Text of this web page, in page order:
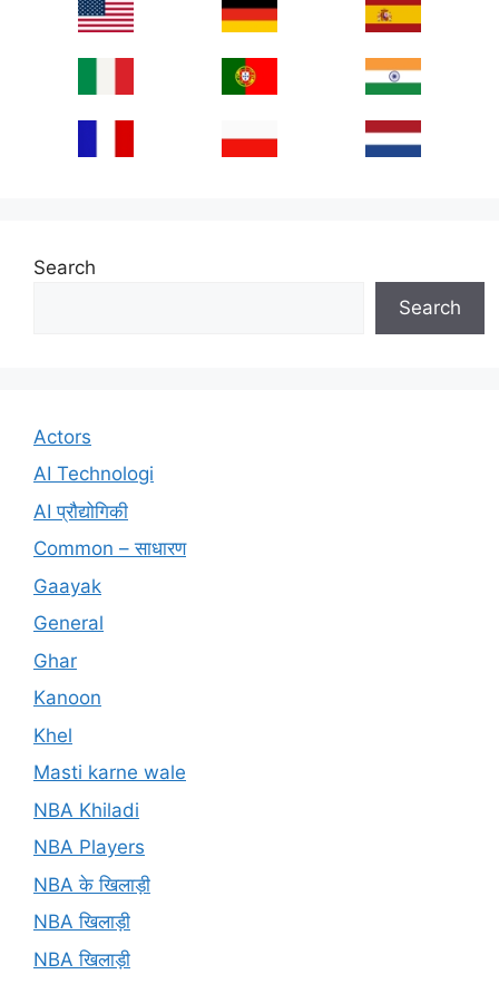
Search
Search
Actors
AI Technologi
AI प्रौद्योगिकी
Common – साधारण
Gaayak
General
Ghar
Kanoon
Khel
Masti karne wale
NBA Khiladi
NBA Players
NBA के खिलाड़ी
NBA खिलाड़ी
NBA खिलाड़ी